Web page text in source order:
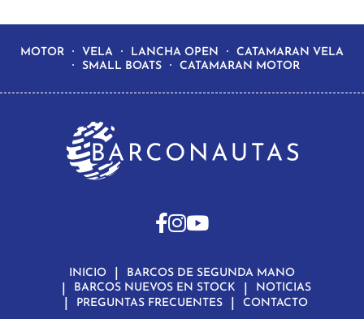
MOTOR VELA LANCHA OPEN
CATAMARAN VELA
SMALL BOATS
CATAMARAN MOTOR
INICIO
BARCOS DE SEGUNDA MANO
BARCOS NUEVOS EN STOCK
NOTICIAS
PREGUNTAS FRECUENTES
CONTACTO